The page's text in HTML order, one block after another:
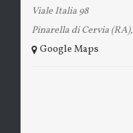
Viale Italia 98
Pinarella di Cervia (RA),
+ Google Maps